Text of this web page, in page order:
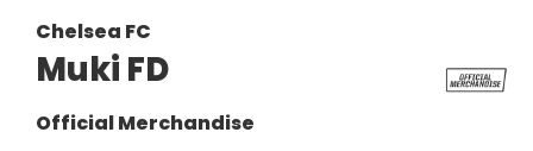
Chelsea FC
Muki FD
Official Merchandise